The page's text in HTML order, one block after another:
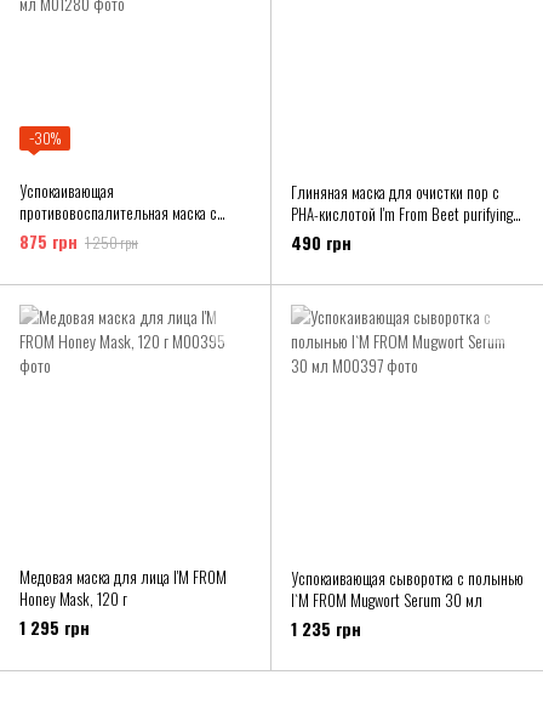
−30%
Успокаивающая
противовоспалительная маска с
полынью I'm From Mugwort Mask, 110
мл
875 грн 1 250 грн
Глиняная маска для очистки пор с
PHA-кислотой I'm From Beet purifying
mask
490 грн
Медовая маска для лица I'M FROM
Honey Mask, 120 г
1 295 грн
Успокаивающая сыворотка с полынью
I`M FROM Mugwort Serum 30 мл
1 235 грн